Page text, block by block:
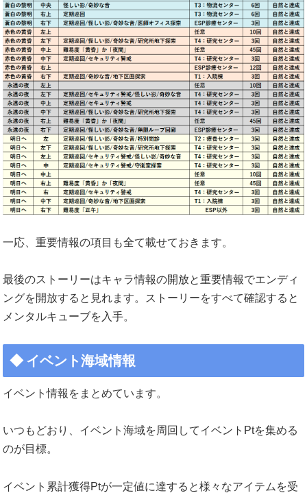
一応、重要情報の項目も全て載せておきます。
最後のストーリーはキャラ情報の開放と重要情報でエンディ
ングを開放すると見れます。ストーリーをすべて確認すると
メンタルキューブを入手。
イベント海域情報
イベント情報をまとめています。
いつもどおり、イベント海域を周回してイベントPtを集める
のが目標。
イベント累計獲得Ptが一定値に達すると様々なアイテムを受